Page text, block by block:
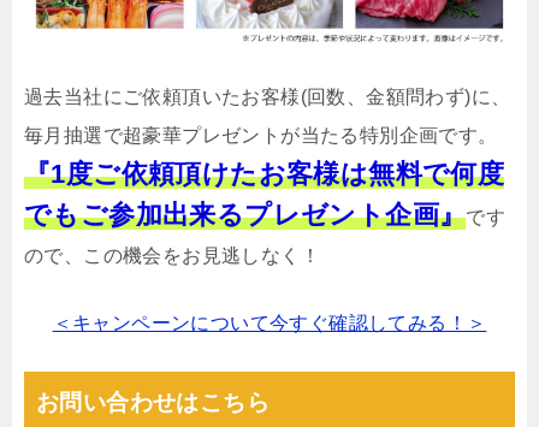
過去当社にご依頼頂いたお客様(回数、金額問わず)に、
毎月抽選で超豪華プレゼントが当たる特別企画です。
『1度ご依頼頂けたお客様は無料で何度
でもご参加出来るプレゼント企画』です
ので、この機会をお見逃しなく！
＜キャンペーンについて今すぐ確認してみる！＞
お問い合わせはこちら